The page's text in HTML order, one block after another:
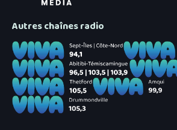
Autres chaînes radio